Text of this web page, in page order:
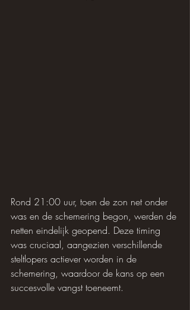
Rond 21:00 uur, toen de zon net onder
was en de schemering begon, werden de
netten eindelijk geopend. Deze timing
was cruciaal, aangezien verschillende
steltlopers actiever worden in de
schemering, waardoor de kans op een
succesvolle vangst toeneemt.